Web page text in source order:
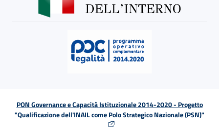
PON Governance e Capacità Istituzionale 2014-2020 - Progetto
"Qualificazione dell'INAIL come Polo Strategico Nazionale (PSN)"